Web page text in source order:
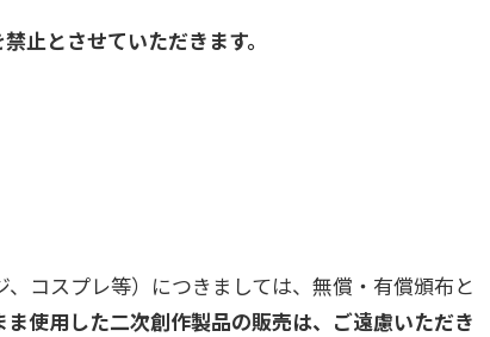
止とさせていただきます。
コスプレ等）につきましては、無償・有償頒布と
使用した二次創作製品の販売は、ご遠慮いただき